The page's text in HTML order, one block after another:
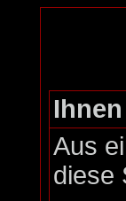
Aus
diese